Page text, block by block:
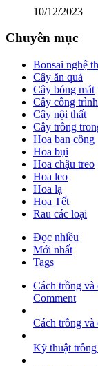
10/12/2023
Chuyên mục
Bonsai nghệ
Cây ăn quả
Cây bóng mát
Cây công trình
Cây nội thất
Cây trồng
Hoa ban công
Hoa bụi
Hoa chậu treo
Hoa leo
Hoa lạ
Hoa Tết
Rau các loại
Đọc nhiều
Mới nhất
Tags
Cách trồng và
Comment
Cách trồng và
Kỹ thuật